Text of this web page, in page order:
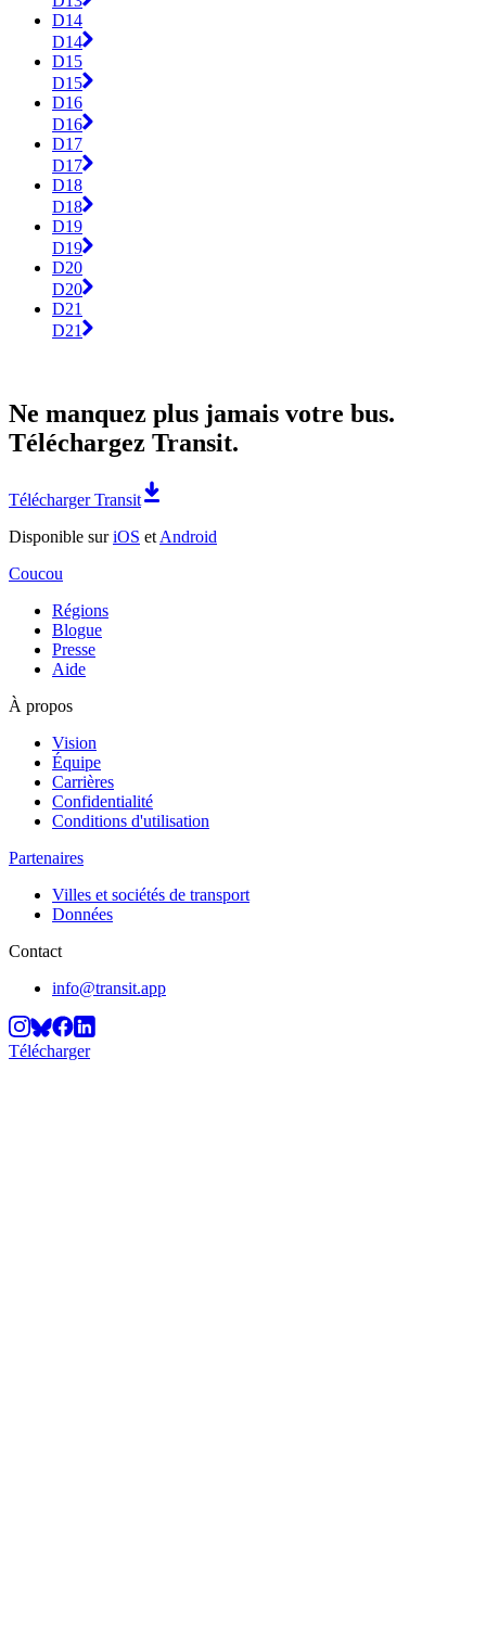
D14
D14
D15
D15
D16
D16
D17
D17
D18
D18
D19
D19
D20
D20
D21
D21
Ne manquez plus jamais votre bus.
Téléchargez Transit.
Télécharger Transit
Disponible suriOS et Android
Coucou
Régions
Blogue
Presse
Aide
À propos
Vision
Équipe
Carrières
Confidentialité
Conditions d'utilisation
Partenaires
Villes et sociétés de transport
Données
Contact
info@transit.app
Télécharger